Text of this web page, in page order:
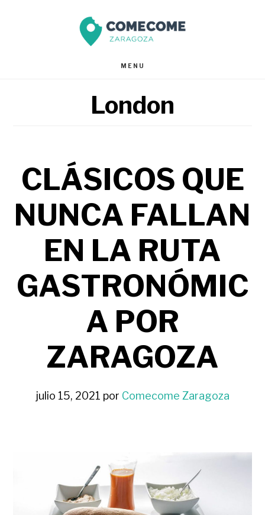
MENU
London
CLÁSICOS QUE
NUNCA FALLAN
EN LA RUTA
GASTRONÓMIC
A POR
ZARAGOZA
julio 15, 2021 por Comecome Zaragoza